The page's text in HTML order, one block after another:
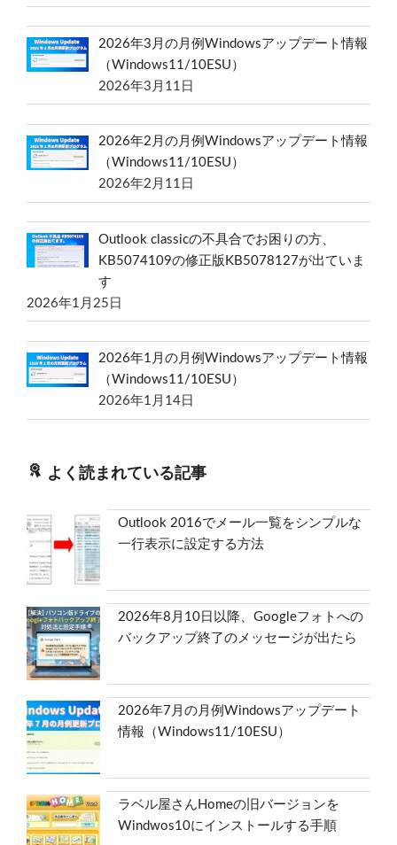
2026年3月の月例Windowsアップデート情報
（Windows11/10ESU）
2026年3月11日
2026年2月の月例Windowsアップデート情報
（Windows11/10ESU）
2026年2月11日
Outlook classicの不具合でお困りの方、
KB5074109の修正版KB5078127が出ていま
す
2026年1月25日
2026年1月の月例Windowsアップデート情報
（Windows11/10ESU）
2026年1月14日
よく読まれている記事
Outlook 2016でメール一覧をシンプルな
一行表示に設定する方法
2026年8月10日以降、Googleフォトへの
バックアップ終了のメッセージが出たら
2026年7月の月例Windowsアップデート
情報（Windows11/10ESU）
ラベル屋さんHomeの旧バージョンを
Windwos10にインストールする手順